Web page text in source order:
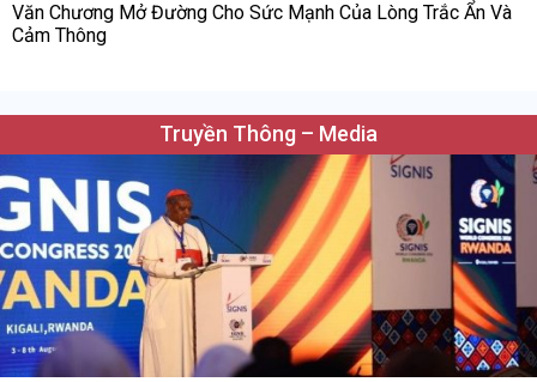
Văn Chương Mở Đường Cho Sức Mạnh Của Lòng Trắc Ẩn Và
Cảm Thông
Truyền Thông – Media